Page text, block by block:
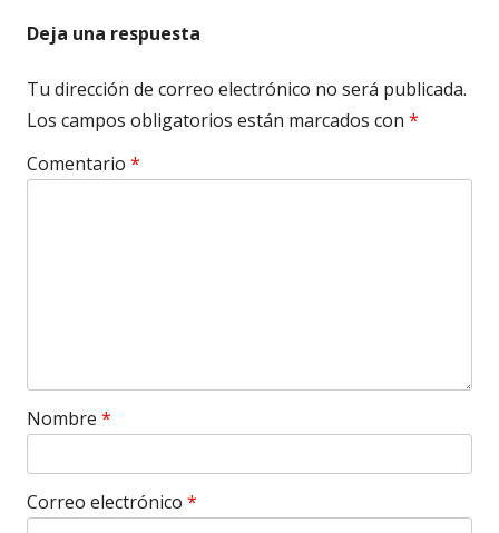
Deja una respuesta
Tu dirección de correo electrónico no será publicada.
Los campos obligatorios están marcados con *
Comentario *
Nombre *
Correo electrónico *